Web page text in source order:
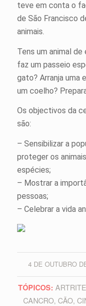
teve em conta o
de São Francisco
animais.
Tens um animal
faz um passeio
gato? Arranja uma
um coelho?
Os objectivos da
são:
– Sensibilizar a
proteger os
espécies;
– Mostrar a
pessoas;
– Celebrar a vida
4 DE OUTUBRO/
TÓPICOS: ARTRITE
CANCRO,CÃO,